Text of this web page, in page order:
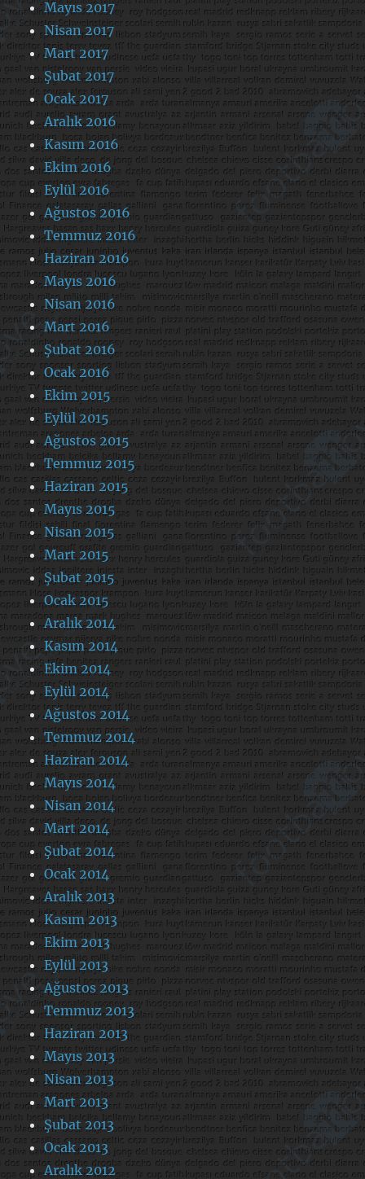
Mayıs 2017
Nisan 2017
Mart 2017
Şubat 2017
Ocak 2017
Aralık 2016
Kasım 2016
Ekim 2016
Eylül 2016
Ağustos 2016
Temmuz 2016
Haziran 2016
Mayıs 2016
Nisan 2016
Mart 2016
Şubat 2016
Ocak 2016
Ekim 2015
Eylül 2015
Ağustos 2015
Temmuz 2015
Haziran 2015
Mayıs 2015
Nisan 2015
Mart 2015
Şubat 2015
Ocak 2015
Aralık 2014
Kasım 2014
Ekim 2014
Eylül 2014
Ağustos 2014
Temmuz 2014
Haziran 2014
Mayıs 2014
Nisan 2014
Mart 2014
Şubat 2014
Ocak 2014
Aralık 2013
Kasım 2013
Ekim 2013
Eylül 2013
Ağustos 2013
Temmuz 2013
Haziran 2013
Mayıs 2013
Nisan 2013
Mart 2013
Şubat 2013
Ocak 2013
Aralık 2012